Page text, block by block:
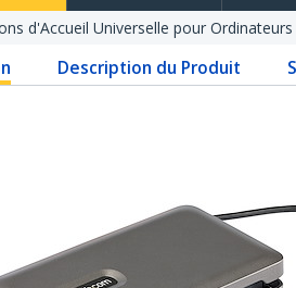
d'Accueil Universelle pour
Description du Produit